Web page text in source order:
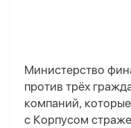
Министерство
против трёх
компаний,
с Корпусом